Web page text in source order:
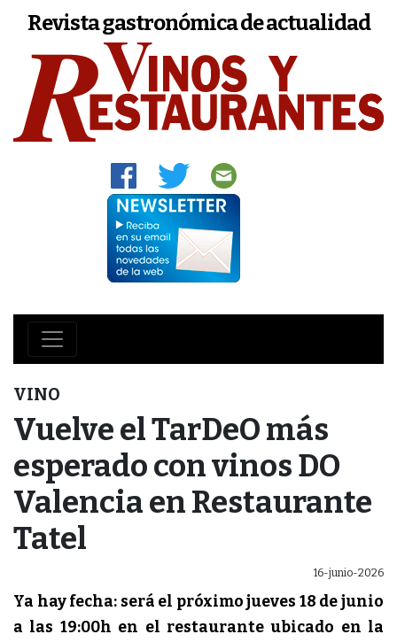
Revista gastronómica de actualidad
VINO
Vuelve el TarDeO más
esperado con vinos DO
Valencia en Restaurante
Tatel
16-junio-2026
Ya hay fecha: será el próximo jueves 18 de junio
a las 19:00h en el restaurante ubicado en la